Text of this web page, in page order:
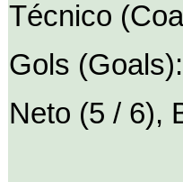
Técnico
Gols (Goals):
Neto (5 / 6),